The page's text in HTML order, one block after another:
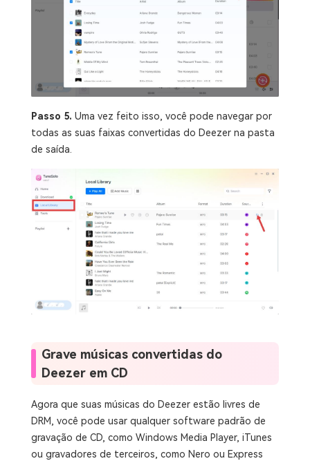
Passo 5. Uma vez feito isso, você pode navegar por
todas as suas faixas convertidas do Deezer na pasta
de saída.
Grave músicas convertidas do
Deezer em CD
Agora que suas músicas do Deezer estão livres de
DRM, você pode usar qualquer software padrão de
gravação de CD, como Windows Media Player, iTunes
ou gravadores de terceiros, como Nero ou Express